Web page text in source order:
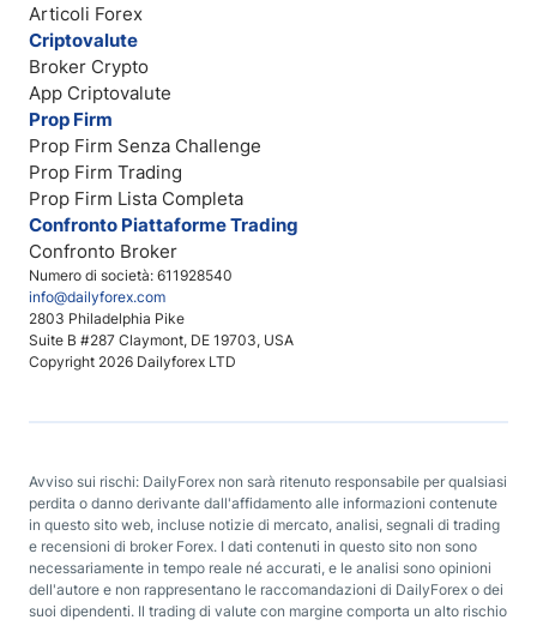
Numero di società: 611928540
info@dailyforex.com
2803 Philadelphia Pike
Suite B #287 Claymont, DE 19703, USA
Copyright 2026 Dailyforex LTD
Articoli Forex
Criptovalute
Broker Crypto
App Criptovalute
Prop Firm
Prop Firm Senza Challenge
Prop Firm Trading
Prop Firm Lista Completa
Confronto Piattaforme Trading
Confronto Broker
Avviso sui rischi: DailyForex non sarà ritenuto responsabile per qualsiasi
perdita o danno derivante dall'affidamento alle informazioni contenute
in questo sito web, incluse notizie di mercato, analisi, segnali di trading
e recensioni di broker Forex. I dati contenuti in questo sito non sono
necessariamente in tempo reale né accurati, e le analisi sono opinioni
dell'autore e non rappresentano le raccomandazioni di DailyForex o dei
suoi dipendenti. Il trading di valute con margine comporta un alto rischio